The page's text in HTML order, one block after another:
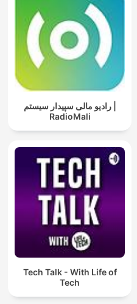
رادیو مالی سپیدار سیستم |
RadioMali
Tech Talk - With Life of
Tech